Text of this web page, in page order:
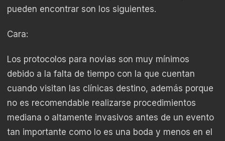
pueden encontrar son los siguientes.
Cara:
Los protocolos para novias son muy mínimos
debido a la falta de tiempo con la que cuentan
cuando visitan las clínicas destino, además porque
no es recomendable realizarse procedimientos
mediana o altamente invasivos antes de un evento
tan importante como lo es una boda y menos en el